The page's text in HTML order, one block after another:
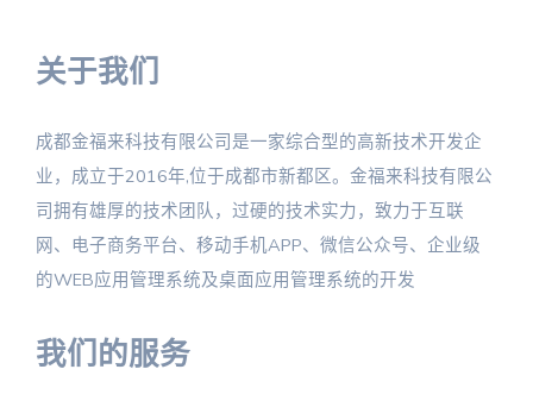
关于我们
成都金福来科技有限公司是一家综合型的高新技术开发企
业，成立于2016年,位于成都市新都区。金福来科技有限公
司拥有雄厚的技术团队，过硬的技术实力，致力于互联
网、电子商务平台、移动手机APP、微信公众号、企业级
的WEB应用管理系统及桌面应用管理系统的开发
我们的服务